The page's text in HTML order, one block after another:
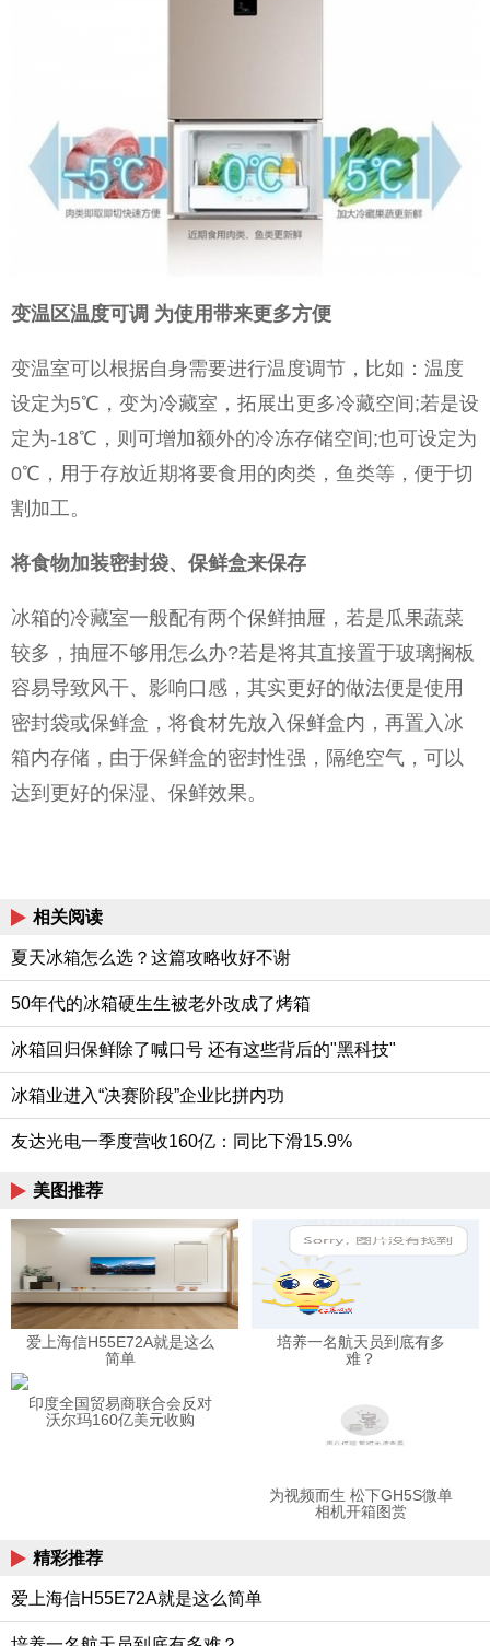
变温区温度可调 为使用带来更多方便
变温室可以根据自身需要进行温度调节，比如：温度
设定为5℃，变为冷藏室，拓展出更多冷藏空间;若是设
定为-18℃，则可增加额外的冷冻存储空间;也可设定为
0℃，用于存放近期将要食用的肉类，鱼类等，便于切
割加工。
将食物加装密封袋、保鲜盒来保存
冰箱的冷藏室一般配有两个保鲜抽屉，若是瓜果蔬菜
较多，抽屉不够用怎么办?若是将其直接置于玻璃搁板
容易导致风干、影响口感，其实更好的做法便是使用
密封袋或保鲜盒，将食材先放入保鲜盒内，再置入冰
箱内存储，由于保鲜盒的密封性强，隔绝空气，可以
达到更好的保湿、保鲜效果。
相关阅读
夏天冰箱怎么选？这篇攻略收好不谢
50年代的冰箱硬生生被老外改成了烤箱
冰箱回归保鲜除了喊口号 还有这些背后的"黑科技"
冰箱业进入“决赛阶段”企业比拼内功
友达光电一季度营收160亿：同比下滑15.9%
美图推荐
爱上海信H55E72A就是这么
简单
培养一名航天员到底有多
难？
印度全国贸易商联合会反对
沃尔玛160亿美元收购
为视频而生 松下GH5S微单
相机开箱图赏
精彩推荐
爱上海信H55E72A就是这么简单